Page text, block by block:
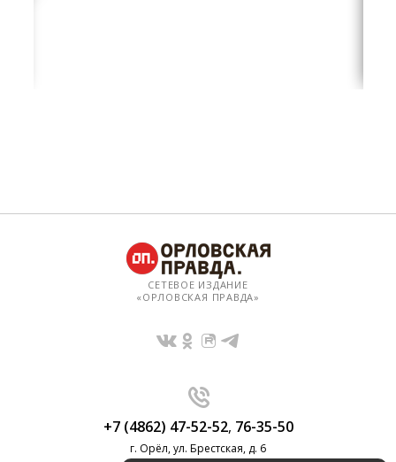
СЕТЕВОЕ ИЗДАНИЕ
«ОРЛОВСКАЯ ПРАВДА»
+7 (4862) 47-52-52, 76-35-50
г. Орёл, ул. Брестская, д. 6